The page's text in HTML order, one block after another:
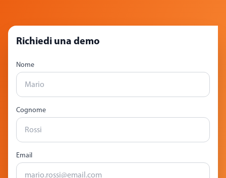
Richiedi una demo
Nome
Cognome
Email